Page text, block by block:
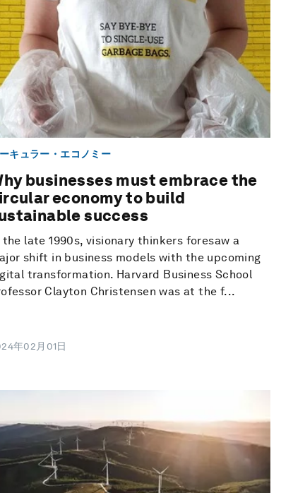
キュラー・エコノミー
businesses must embrace the
economy to build
success
the late 1990s, visionary thinkers foresaw a
shift in business models with the upcoming
transformation. Harvard Business School
Clayton Christensen was at the f...
年02月01日